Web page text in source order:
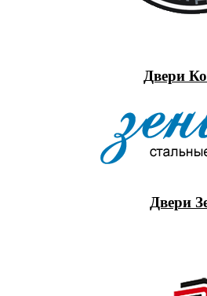
Двери
Двери